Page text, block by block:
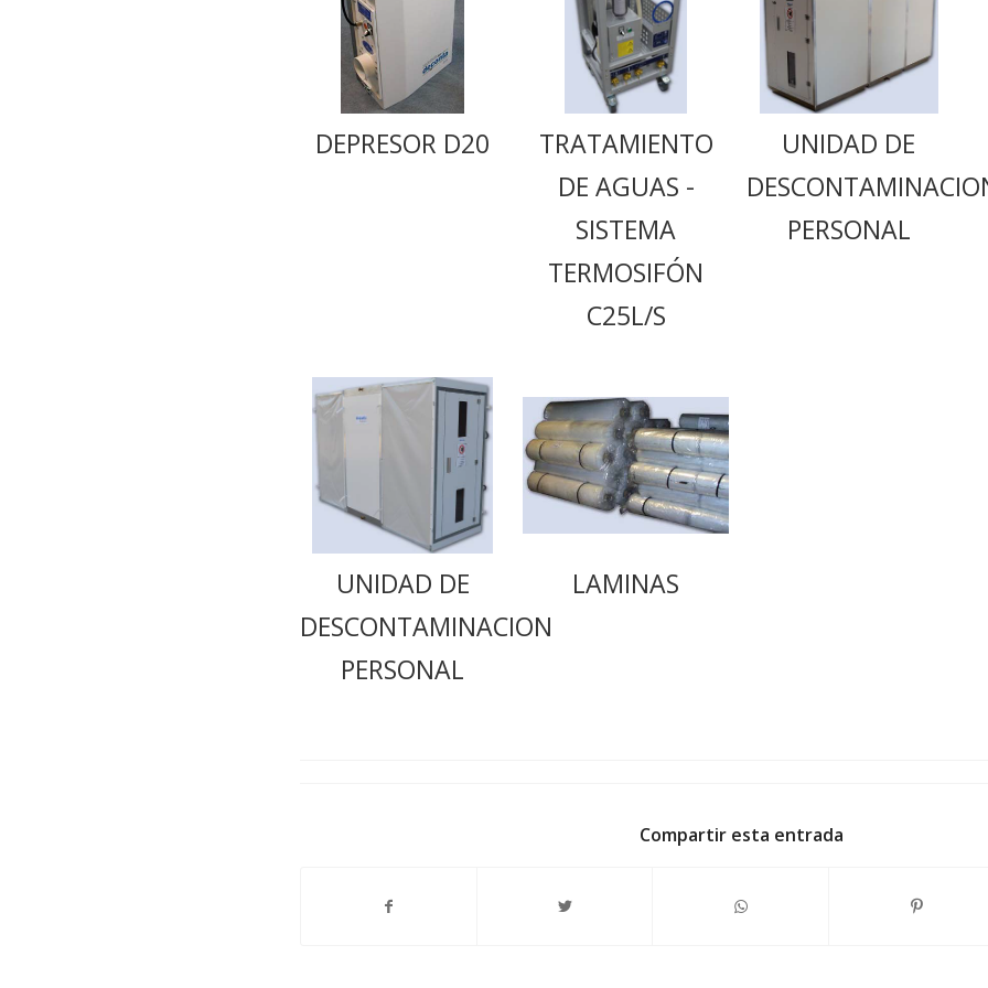
DEPRESOR D20
TRATAMIENTO
DE AGUAS -
SISTEMA
TERMOSIFÓN
C25L/S
UNIDAD DE
PERSONAL
UNIDAD DE
DESCONTAMINACION
PERSONAL
LAMINAS
Compartir esta entrada